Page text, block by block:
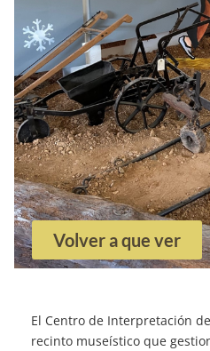
Volver a que ver
El Centro de Interpretación
recinto museístico que